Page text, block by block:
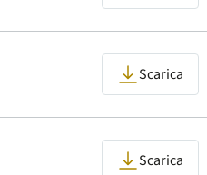
Scarica
Scarica